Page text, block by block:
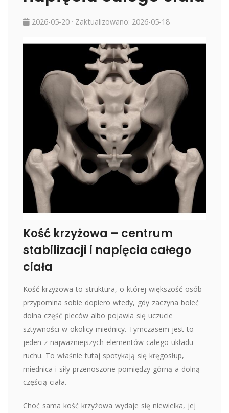
2026-05-20 · Zaktualizowano: 2026-05-18
Kość krzyżowa – centrum
stabilizacji i napięcia całego
ciała
Kość krzyżowa to struktura, o której większość osób
przypomina sobie dopiero wtedy, gdy zaczyna boleć
dolna część pleców albo pojawia się uczucie
sztywności w okolicy miednicy. Tymczasem jest to
jeden z najważniejszych elementów całego układu
ruchu. To właśnie tutaj spotykają się kręgosłup,
miednica i siły przenoszone pomiędzy górną a dolną
częścią ciała.
Choć sama kość krzyżowa wydaje się niewielka, jej